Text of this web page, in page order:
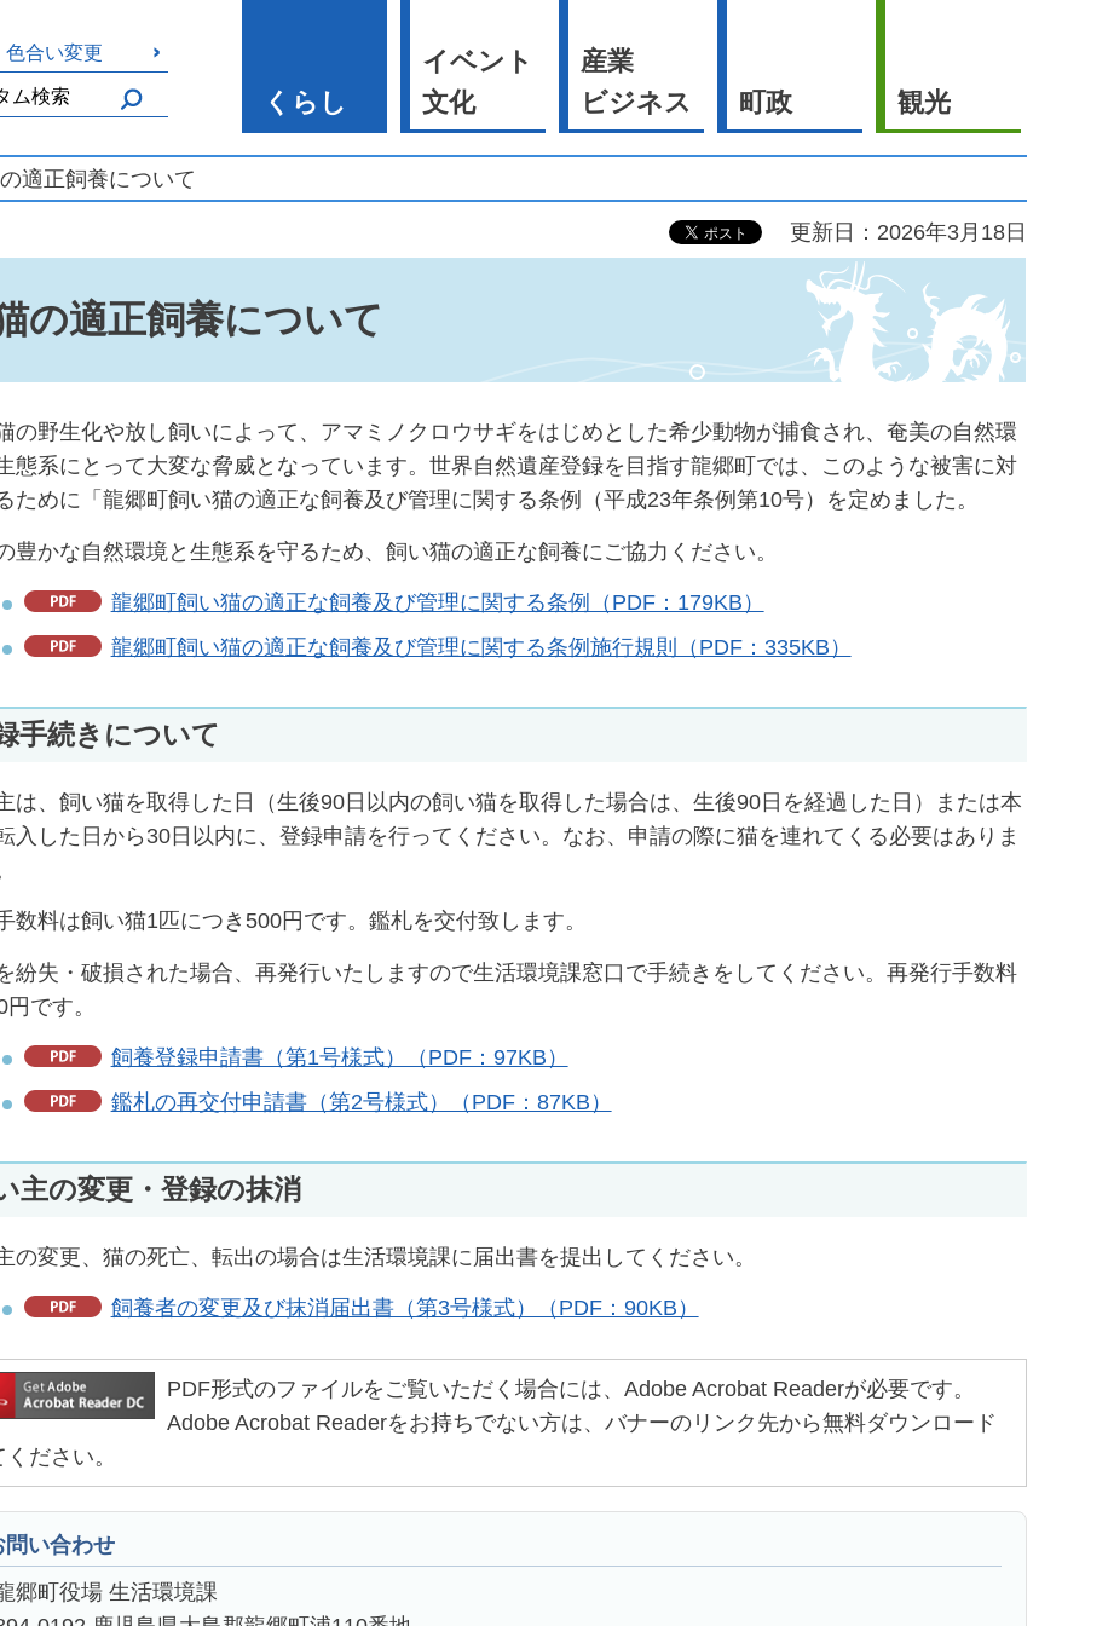
合い変更
くらし
イベント
文化
産業
ビジネス
町政 観光
適正飼養について
更新日：2026年3月18日
の適正飼養について
の野生化や放し飼いによって、アマミノクロウサギをはじめとした希少動物が捕食され、奄美の自然環
態系にとって大変な脅威となっています。世界自然遺産登録を目指す龍郷町では、このような被害に対
ために「龍郷町飼い猫の適正な飼養及び管理に関する条例（平成23年条例第10号）を定めました。
豊かな自然環境と生態系を守るため、飼い猫の適正な飼養にご協力ください。
龍郷町飼い猫の適正な飼養及び管理に関する条例（PDF：179KB）
龍郷町飼い猫の適正な飼養及び管理に関する条例施行規則（PDF：335KB）
手続きについて
は、飼い猫を取得した日（生後90日以内の飼い猫を取得した場合は、生後90日を経過した日）または本
入した日から30日以内に、登録申請を行ってください。なお、申請の際に猫を連れてくる必要はありま
数料は飼い猫1匹につき500円です。鑑札を交付致します。
紛失・破損された場合、再発行いたしますので生活環境課窓口で手続きをしてください。再発行手数料
です。
飼養登録申請書（第1号様式）（PDF：97KB）
鑑札の再交付申請書（第2号様式）（PDF：87KB）
主の変更・登録の抹消
の変更、猫の死亡、転出の場合は生活環境課に届出書を提出してください。
飼養者の変更及び抹消届出書（第3号様式）（PDF：90KB）
PDF形式のファイルをご覧いただく場合には、Adobe Acrobat Readerが必要です。
Adobe Acrobat Readerをお持ちでない方は、バナーのリンク先から無料ダウンロード
ください。
問い合わせ
郷町役場 生活環境課